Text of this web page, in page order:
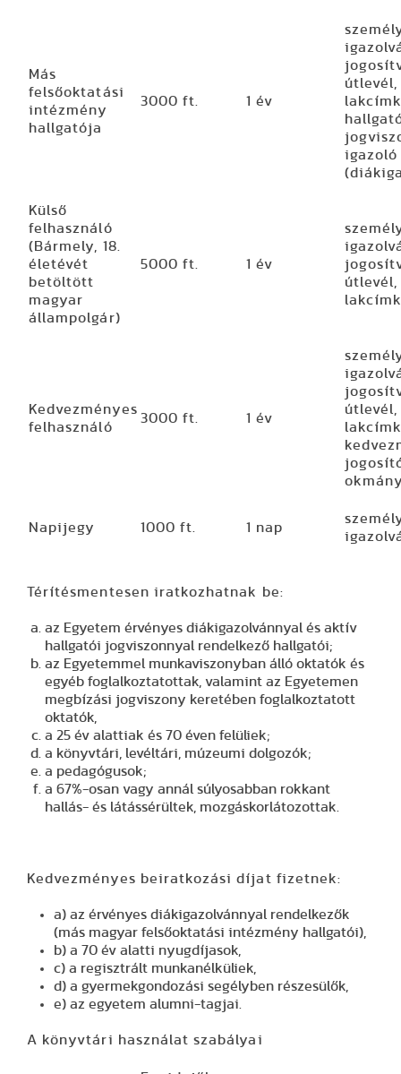
Más
felsőoktatási
intézmény
hallgatója
3000 ft. 1 év
útlevél,
Külső
felhasználó
(Bármely, 18.
életévét
betöltött
magyar
állampolgár)
5000 ft. 1 év
útlevél,
Kedvezményes
felhasználó
3000 ft. 1 év
útlevél,
Napijegy 1000 ft. 1 nap
Térítésmentesen iratkozhatnak be:
az Egyetem érvényes diákigazolvánnyal és aktív
hallgatói jogviszonnyal rendelkező hallgatói;
az Egyetemmel munkaviszonyban álló oktatók és
egyéb foglalkoztatottak, valamint az Egyetemen
megbízási jogviszony keretében foglalkoztatott
oktatók,
a 25 év alattiak és 70 éven felüliek;
a könyvtári, levéltári, múzeumi dolgozók;
a pedagógusok;
a 67%-osan vagy annál súlyosabban rokkant
hallás- és látássérültek, mozgáskorlátozottak.
Kedvezményes beiratkozási díjat fizetnek:
a) az érvényes diákigazolvánnyal rendelkezők
(más magyar felsőoktatási intézmény hallgatói),
b) a 70 év alatti nyugdíjasok,
c) a regisztrált munkanélküliek,
d) a gyermekgondozási segélyben részesülők,
e) az egyetem alumni-tagjai.
A könyvtári használat szabályai